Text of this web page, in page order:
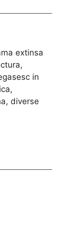
extinsa
in
diverse